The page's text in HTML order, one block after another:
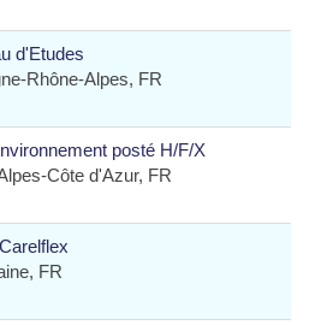
d'Etudes
Rhône-Alpes, FR
posté H/F/X
Côte d'Azur, FR
FR